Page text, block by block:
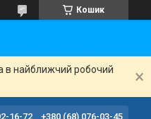
Кошик
в найближчий робочий
16-72 +380 (68) 076-03-45